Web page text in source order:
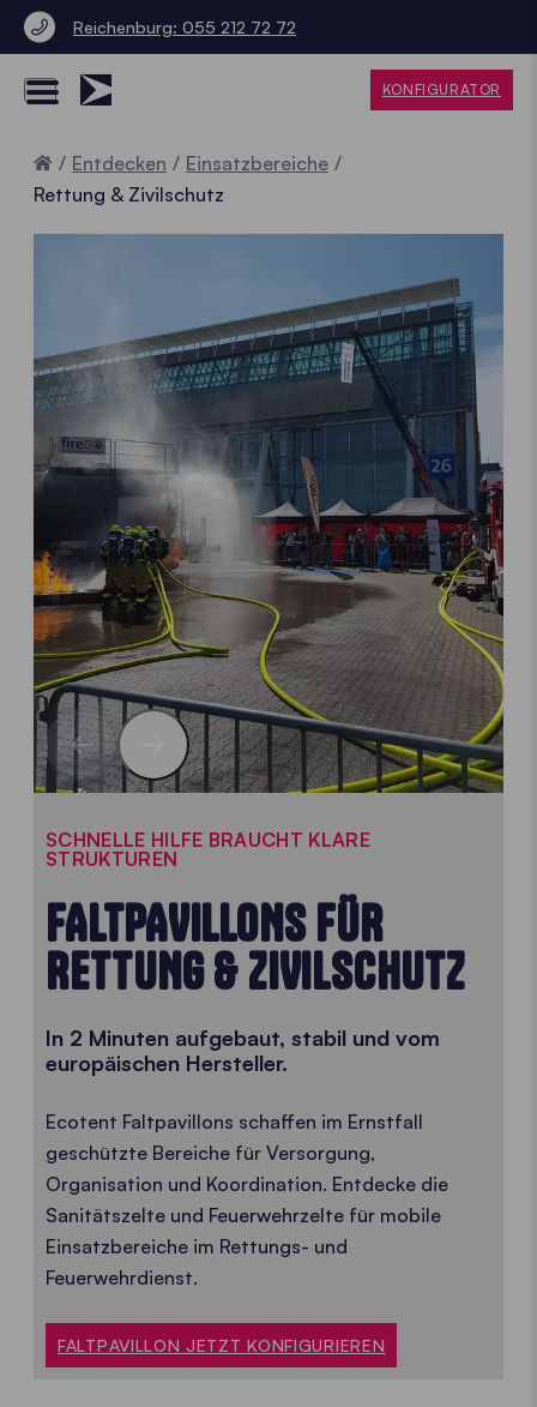
Reichenburg: 055 212 72 72
KONFIGURATOR
Home
Entdecken
Einsatzbereiche
Rettung & Zivilschutz
SCHNELLE HILFE BRAUCHT KLARE
STRUKTUREN
FALTPAVILLONS FÜR
RETTUNG & ZIVILSCHUTZ
In 2 Minuten aufgebaut, stabil und vom
europäischen Hersteller.
Ecotent Faltpavillons schaffen im Ernstfall
geschützte Bereiche für Versorgung,
Organisation und Koordination. Entdecke die
Sanitätszelte und Feuerwehrzelte für mobile
Einsatzbereiche im Rettungs- und
Feuerwehrdienst.
FALTPAVILLON JETZT KONFIGURIEREN